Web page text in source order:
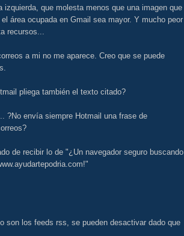
izquierda, que molesta menos que una imagen que
área ocupada en Gmail sea mayor. Y mucho peor
recursos...
a mi no me aparece. Creo que se puede
pliega también el texto citado?
?No envía siempre Hotmail una frase de
de recibir lo de "¿Un navegador seguro buscando
son los feeds rss, se pueden desactivar dado que